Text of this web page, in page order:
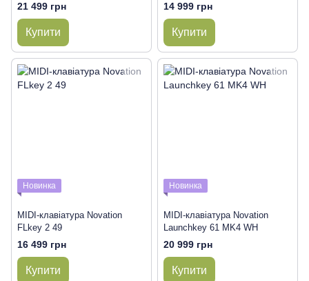
21 499 грн
Купити
14 999 грн
Купити
Новинка
MIDI-клавіатура Novation
FLkey 2 49
16 499 грн
Купити
Новинка
MIDI-клавіатура Novation
Launchkey 61 MK4 WH
20 999 грн
Купити